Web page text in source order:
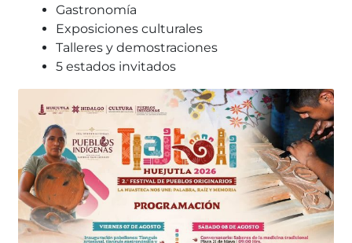
Gastronomía
Exposiciones culturales
Talleres y demostraciones
5 estados invitados